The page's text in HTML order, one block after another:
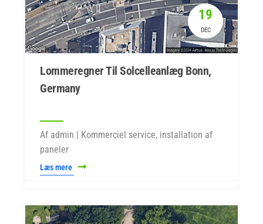
19
DEC
Lommeregner Til Solcelleanlæg Bonn,
Germany
Af admin | Kommerciel service, installation af
paneler
Læs mere